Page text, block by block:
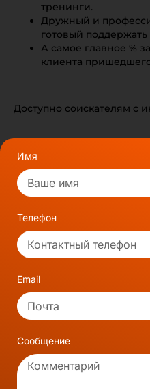
тренинги.
Дружный и
готовый
А самое главное %
клиента
Доступно соискателям с
Имя
Телефон
Email
Сообщение